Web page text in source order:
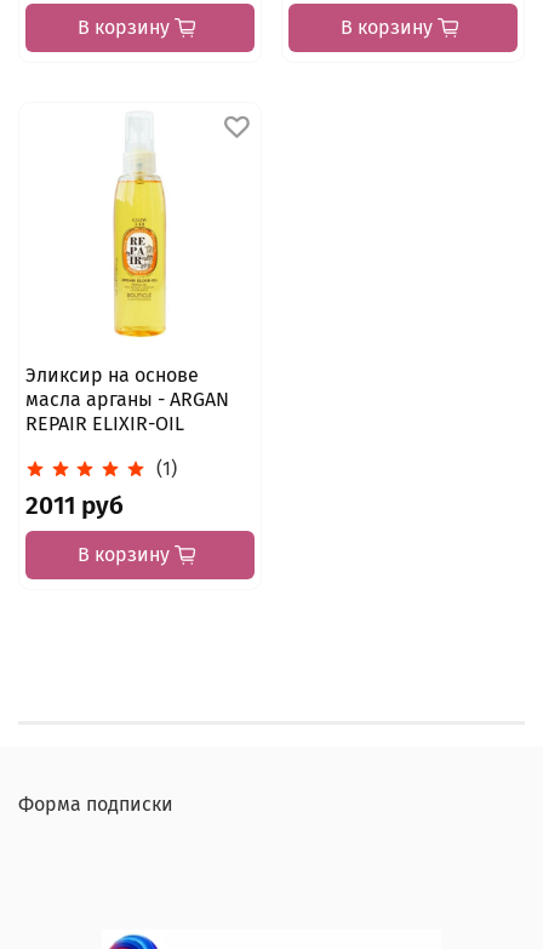
В корзину В корзину
Эликсир на основе
масла арганы - ARGAN
REPAIR ELIXIR-OIL
(1)
2011 руб
В корзину
Форма подписки